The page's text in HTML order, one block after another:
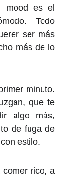
mood es el
Todo
ser más
más de lo
minuto.
que te
algo más,
de fuga de
estilo.
comer rico, a